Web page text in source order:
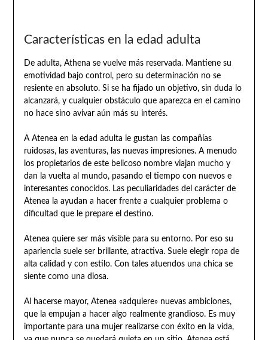
Características en la edad adulta
De adulta, Athena se vuelve más reservada. Mantiene su
emotividad bajo control, pero su determinación no se
resiente en absoluto. Si se ha fijado un objetivo, sin duda lo
alcanzará, y cualquier obstáculo que aparezca en el camino
no hace sino avivar aún más su interés.
A Atenea en la edad adulta le gustan las compañías
ruidosas, las aventuras, las nuevas impresiones. A menudo
los propietarios de este belicoso nombre viajan mucho y
dan la vuelta al mundo, pasando el tiempo con nuevos e
interesantes conocidos. Las peculiaridades del carácter de
Atenea la ayudan a hacer frente a cualquier problema o
dificultad que le prepare el destino.
Atenea quiere ser más visible para su entorno. Por eso su
apariencia suele ser brillante, atractiva. Suele elegir ropa de
alta calidad y con estilo. Con tales atuendos una chica se
siente como una diosa.
Al hacerse mayor, Atenea «adquiere» nuevas ambiciones,
que la empujan a hacer algo realmente grandioso. Es muy
importante para una mujer realizarse con éxito en la vida,